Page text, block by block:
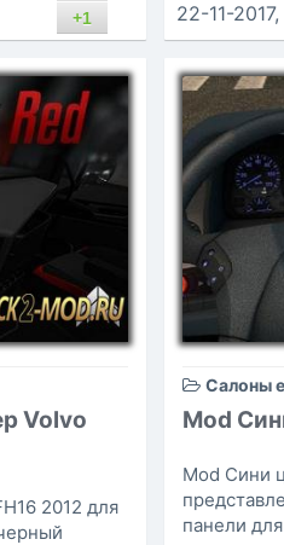
+1 22-11-
Volvo
2012 для
Салоны
Mod
Mod Сини
панели